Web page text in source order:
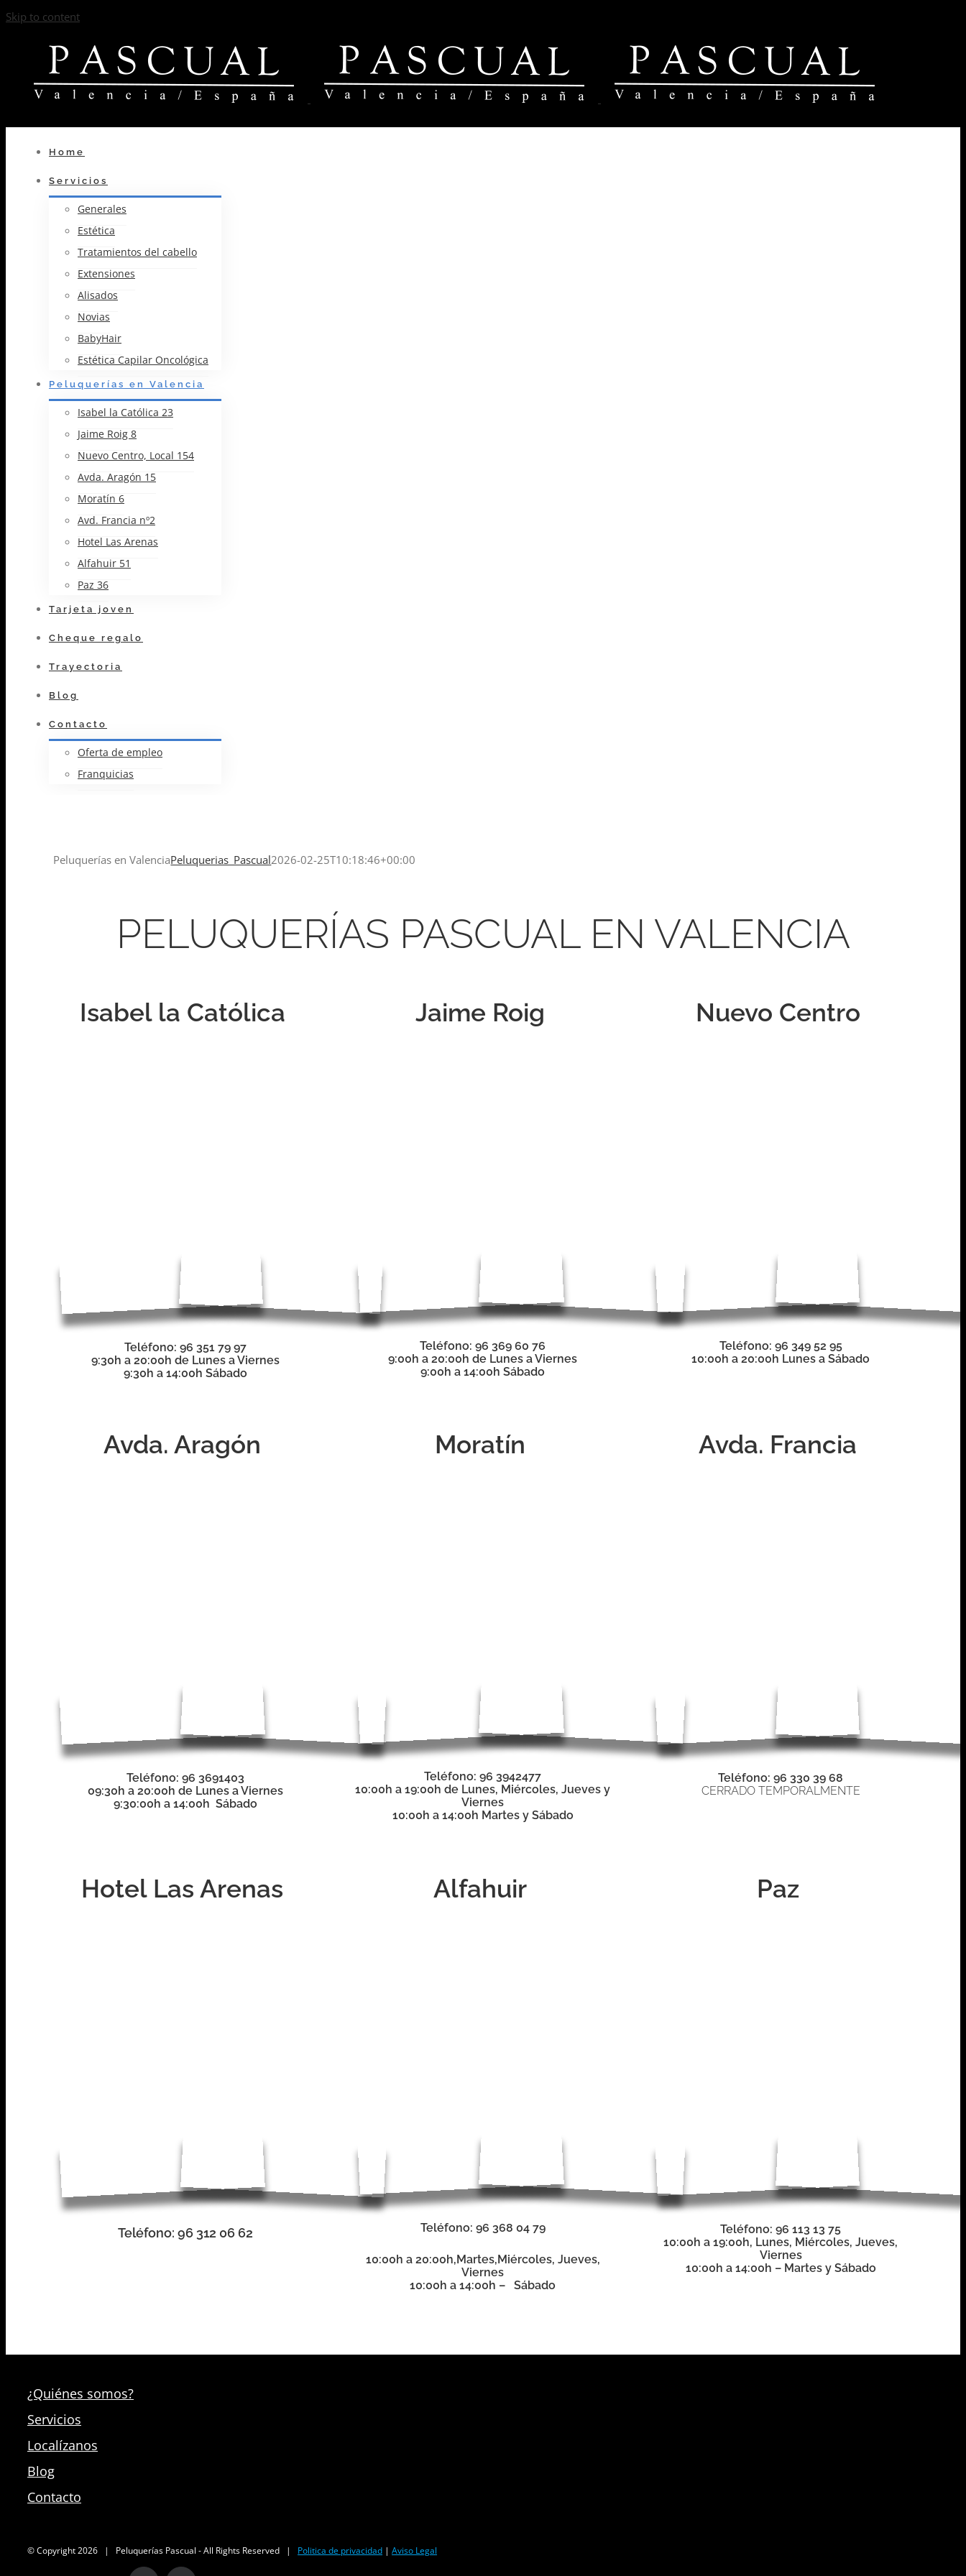
Skip to content
Home
Servicios
Generales
Estética
Tratamientos del cabello
Extensiones
Alisados
Novias
BabyHair
Estética Capilar Oncológica
Peluquerías en Valencia
Isabel la Católica 23
Jaime Roig 8
Nuevo Centro, Local 154
Avda. Aragón 15
Moratín 6
Avd. Francia nº2
Hotel Las Arenas
Alfahuir 51
Paz 36
Tarjeta joven
Cheque regalo
Trayectoria
Blog
Contacto
Oferta de empleo
Franquicias
Peluquerías en ValenciaPeluquerias_Pascual2026-02-25T10:18:46+00:00
PELUQUERÍAS PASCUAL EN VALENCIA
Isabel la Católica
Teléfono: 96 351 79 97
9:30h a 20:00h de Lunes a Viernes
9:30h a 14:00h Sábado
Jaime Roig
Teléfono: 96 369 60 76
9:00h a 20:00h de Lunes a Viernes
9:00h a 14:00h Sábado
Nuevo Centro
Teléfono: 96 349 52 95
10:00h a 20:00h Lunes a Sábado
Avda. Aragón
Teléfono: 96 3691403
09:30h a 20:00h de Lunes a Viernes
9:30:00h a 14:00h Sábado
Moratín
Teléfono: 96 3942477
10:00h a 19:00h de Lunes, Miércoles, Jueves y
Viernes
10:00h a 14:00h Martes y Sábado
Avda. Francia
Teléfono: 96 330 39 68
CERRADO TEMPORALMENTE
Hotel Las Arenas
Teléfono: 96 312 06 62
Alfahuir
Teléfono: 96 368 04 79
10:00h a 20:00h, Martes, Miércoles, Jueves,
Viernes
10:00h a 14:00h – Sábado
Paz
Teléfono: 96 113 13 75
10:00h a 19:00h, Lunes, Miércoles, Jueves,
Viernes
10:00h a 14:00h – Martes y Sábado
¿Quiénes somos?
Servicios
Localízanos
Blog
Contacto
© Copyright2026 | Peluquerías Pascual - All Rights Reserved | Politica de privacidad | Aviso Legal